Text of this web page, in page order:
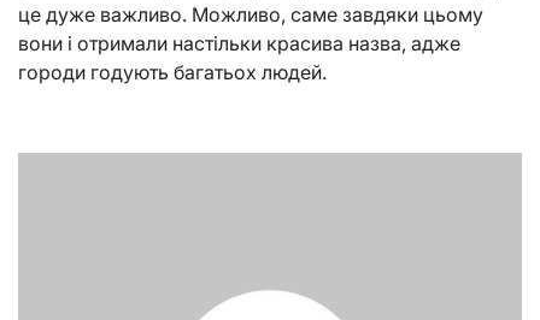
це дуже важливо. Можливо, саме завдяки цьому
вони і отримали настільки красива назва, адже
городи годують багатьох людей.